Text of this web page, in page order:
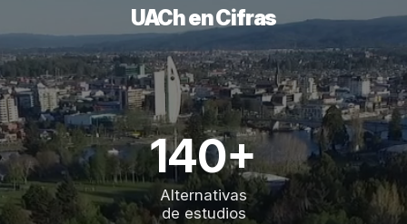
UACh en Cifras
140+
Alternativas
de estudios